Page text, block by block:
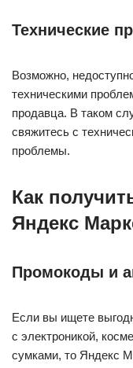
Технические
Возможно,
техническими
продавца. В таком
свяжитесь с
проблемы.
Как
Яндекс
Промокоды и
Если вы ищете
с электроникой,
сумками, то Яндекс